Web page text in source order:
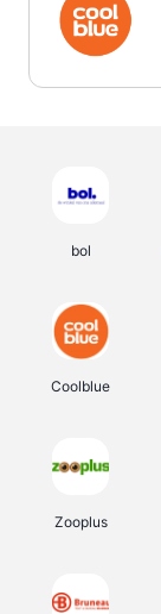
bol
Coolblue
Zooplus